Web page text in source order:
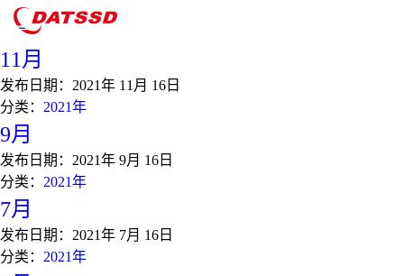
分类：2021年
11月
发布日期： 2021年 11月 16日
分类： 2021年
9月
发布日期： 2021年 9月 16日
分类： 2021年
7月
发布日期： 2021年 7月 16日
分类： 2021年